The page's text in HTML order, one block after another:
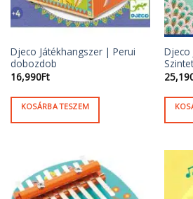
Djeco Játékhangszer | Perui
dobozdob
16,990Ft
KOSÁRBA TESZEM
Djeco